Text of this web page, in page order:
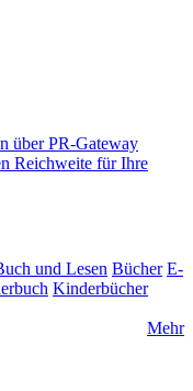
über PR-Gateway
Reichweite für Ihre
und Lesen Bücher E-
Kinderbücher
Mehr